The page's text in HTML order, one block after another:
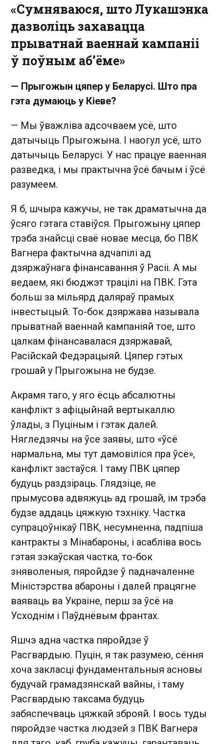
«Сумняваюся, што Лукашэнка
дазволіць захавацца
прыватнай ваеннай кампаніі
ў поўным аб’ёме»
— Прыгожын цяпер у Беларусі. Што пра
гэта думаюць у Кіеве?
— Мы ўважліва адсочваем усё, што
датычыць Прыгожына. І наогул усё, што
датычыць Беларусі. У нас працуе ваенная
разведка, і мы практычна ўсё бачым і ўсё
разумеем.
Я б, шчыра кажучы, не так драматычна да
ўсяго гэтага ставіўся. Прыгожыну цяпер
трэба знайсці сваё новае месца, бо ПВК
Вагнера фактычна адчапілі ад
дзяржаўнага фінансавання ў Расіі. А мы
ведаем, які бюджэт трацілі на ПВК. Гэта
больш за мільярд даляраў прамых
інвестыцый. То-бок дзяржава называла
прыватнай ваеннай кампаніяй тое, што
цалкам фінансавалася дзяржавай,
Расійскай Федэрацыяй. Цяпер гэтых
грошай у Прыгожына не будзе.
Акрамя таго, у яго ёсць абсалютны
канфлікт з афіцыйнай вертыкаллю
ўлады, з Пуціным і гэтак далей.
Нягледзячы на ўсе заявы, што «ўсё
нармальна, мы тут дамовіліся пра ўсё»,
канфлікт застаўся. І таму ПВК цяпер
будуць раздзіраць. Глядзіце, яе
прымусова адвяжуць ад грошай, ім трэба
будзе аддаць цяжкую тэхніку. Частка
супрацоўнікаў ПВК, несумненна, падпіша
кантракты з Мінабароны, і асабліва вось
гэтая зэкаўская частка, то-бок
зняволеныя, пяройдзе ў падначаленне
Міністэрства абароны і далей працягне
ваяваць ва Украіне, перш за ўсё на
Усходнім і Паўднёвым франтах.
Яшчэ адна частка пяройдзе ў
Расгвардыю. Пуцін, я так разумею, сёння
хоча закласці фундаментальныя асновы
будучай грамадзянскай вайны, і таму
Расгвардыю таксама будуць
забяспечваць цяжкай зброяй. І вось туды
пяройдзе частка людзей з ПВК Вагнера